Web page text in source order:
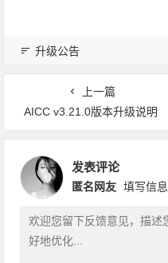
升级公告
上一篇
AICC v3.21.0版本升级说明
发表评论
匿名网友 填写信息